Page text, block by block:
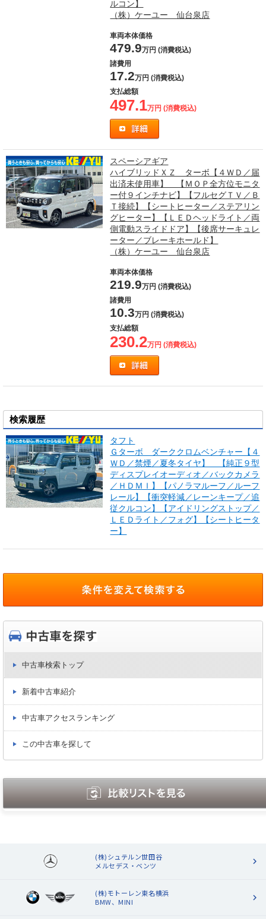
ルコン】
（株）ケーユー 仙台泉店
車両本体価格
479.9万円 (消費税込)
諸費用
17.2万円 (消費税込)
支払総額
497.1万円 (消費税込)
スペーシアギア
ハイブリッドＸＺ ターボ【４ＷＤ／届
出済未使用車】 【ＭＯＰ全方位モニタ
ー付９インチナビ】【フルセグＴＶ／Ｂ
Ｔ接続】【シートヒーター／ステアリン
グヒーター】【ＬＥＤヘッドライト／両
側電動スライドドア】【後席サーキュレ
ーター／ブレーキホールド】
（株）ケーユー 仙台泉店
車両本体価格
219.9万円 (消費税込)
諸費用
10.3万円 (消費税込)
支払総額
230.2万円 (消費税込)
検索履歴
タフト
Ｇターボ ダーククロムベンチャー【４
ＷＤ／禁煙／夏冬タイヤ】 【純正９型
ディスプレイオーディオ／バックカメラ
／ＨＤＭＩ】【パノラマルーフ／ルーフ
レール】【衝突軽減／レーンキープ／追
従クルコン】【アイドリングストップ／
ＬＥＤライト／フォグ】【シートヒータ
ー】
中古車検索トップ
新着中古車紹介
中古車アクセスランキング
この中古車を探して
(株)シュテルン世田谷
メルセデス・ベンツ
(株)モトーレン東名横浜
BMW、MINI